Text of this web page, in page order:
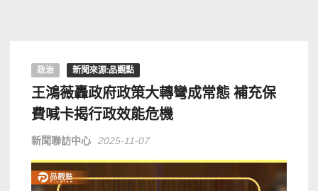
政治 新聞來源:品觀點
王鴻薇轟政府政策大轉彎成常態 補充保
費喊卡揭行政效能危機
新聞聯訪中心 2025-11-07